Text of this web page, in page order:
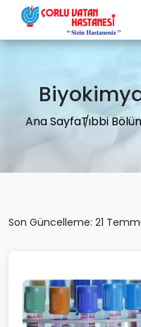
Ana SayfaTıbbi
Son Güncelleme: 21